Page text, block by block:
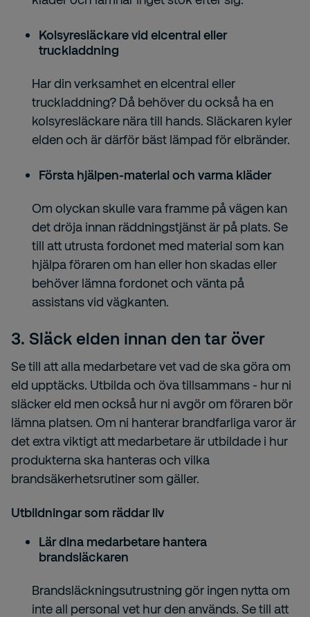
Kolsyresläckare vid elcentral eller
truckladdning
Har din verksamhet en elcentral eller
truckladdning? Då behöver du också ha en
kolsyresläckare nära till hands. Släckaren kyler
elden och är därför bäst lämpad för elbränder.
Första hjälpen-material och varma kläder
Om olyckan skulle vara framme på vägen kan
det dröja innan räddningstjänst är på plats. Se
till att utrusta fordonet med material som kan
hjälpa föraren om han eller hon skadas eller
behöver lämna fordonet och vänta på
assistans vid vägkanten.
3. Släck elden innan den tar över
Se till att alla medarbetare vet vad de ska göra om
eld upptäcks. Utbilda och öva tillsammans - hur ni
släcker eld men också hur ni avgör om föraren bör
lämna platsen. Om ni hanterar brandfarliga varor är
det extra viktigt att medarbetare är utbildade i hur
produkterna ska hanteras och vilka
brandsäkerhetsrutiner som gäller.
Utbildningar som räddar liv
Lär dina medarbetare hantera
brandsläckaren
Brandsläckningsutrustning gör ingen nytta om
inte all personal vet hur den används. Se till att